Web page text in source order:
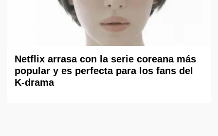
Netflix arrasa con la serie coreana más
popular y es perfecta para los fans del
K-drama